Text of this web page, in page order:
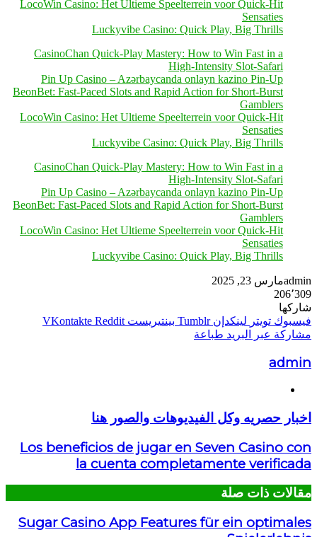
LocoWin Casino: Het Ultieme Speelterrein voor Quick‑Hit
Sensaties
Luckyvibe Casino: Quick Play, Big Thrills
CasinoChan Quick‑Play Mastery: How to Win Fast in a
High‑Intensity Slot‑Safari
Pin Up Casino – Azərbaycanda onlayn kazino Pin-Up
BeonBet: Fast‑Paced Slots and Rapid Action for Short‑Burst
Gamblers
LocoWin Casino: Het Ultieme Speelterrein voor Quick‑Hit
Sensaties
Luckyvibe Casino: Quick Play, Big Thrills
CasinoChan Quick‑Play Mastery: How to Win Fast in a
High‑Intensity Slot‑Safari
Pin Up Casino – Azərbaycanda onlayn kazino Pin-Up
BeonBet: Fast‑Paced Slots and Rapid Action for Short‑Burst
Gamblers
LocoWin Casino: Het Ultieme Speelterrein voor Quick‑Hit
Sensaties
Luckyvibe Casino: Quick Play, Big Thrills
adminمارس 23, 2025
206٬309
فيسبوك
تويتر
واتساب
تيلقرام
شاركها
فيسبوك تويتر لينكدإن بينتيريست
مشاركة عبر البريد طباعة
admin
اخبار حصريه وكل الفيديوهات والصور هنا
Los beneficios de jugar en Seven Casino con
la cuenta completamente verificada
مقالات ذات صلة
Sugar Casino App Features für ein optimales